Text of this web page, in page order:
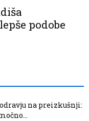
podobe
na preizkušnji: